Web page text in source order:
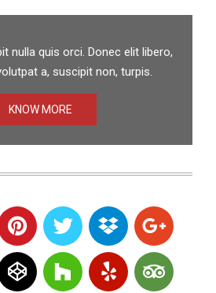
nulla quis orci. Donec elit libero,
a, suscipit non, turpis.
KNOW MORE